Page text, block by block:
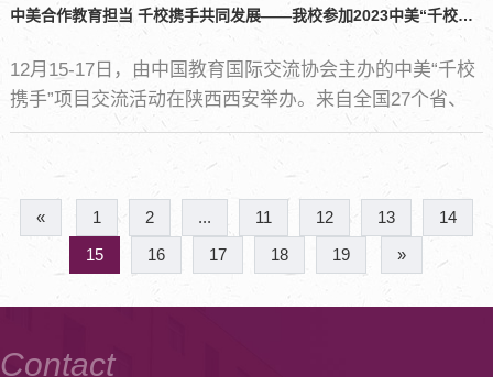
中美合作教育担当 千校携手共同发展——我校参加2023中美“千校携手”项目交流会议并做主旨发言
12月15-17日，由中国教育国际交流协会主办的中美“千校
携手”项目交流活动在陕西西安举办。来自全国27个省、
自治区、直辖市的教育行政部门代表和180多所项目学校
« 1 2 ... 11 12 13
14
15
16 17 18 19 »
Contact